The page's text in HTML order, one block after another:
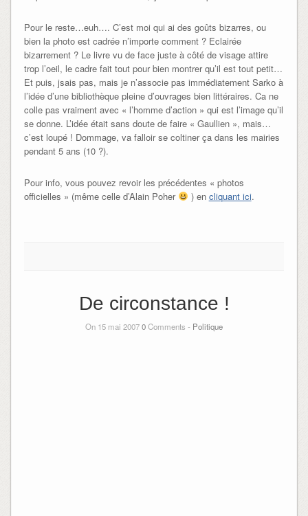
Pour le reste…euh…. C’est moi qui ai des goûts bizarres, ou
bien la photo est cadrée n’importe comment ? Eclairée
bizarrement ? Le livre vu de face juste à côté de visage attire
trop l’oeil, le cadre fait tout pour bien montrer qu’il est tout petit…
Et puis, jsais pas, mais je n’associe pas immédiatement Sarko à
l’idée d’une bibliothèque pleine d’ouvrages bien littéraires. Ca ne
colle pas vraiment avec « l’homme d’action » qui est l’image qu’il
se donne. L’idée était sans doute de faire « Gaullien », mais…
c’est loupé ! Dommage, va falloir se coltiner ça dans les mairies
pendant 5 ans (10 ?).
Pour info, vous pouvez revoir les précédentes « photos
officielles » (même celle d’Alain Poher
) en cliquant ici.
De circonstance !
On 15 mai 20070Comments - Politique